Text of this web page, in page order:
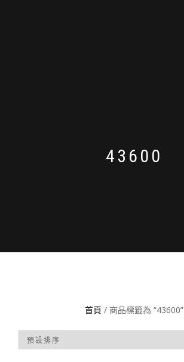
43600
首頁 / 商品標籤為 “43600”